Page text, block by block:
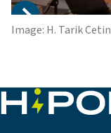
Image: H. Tarik Cetin